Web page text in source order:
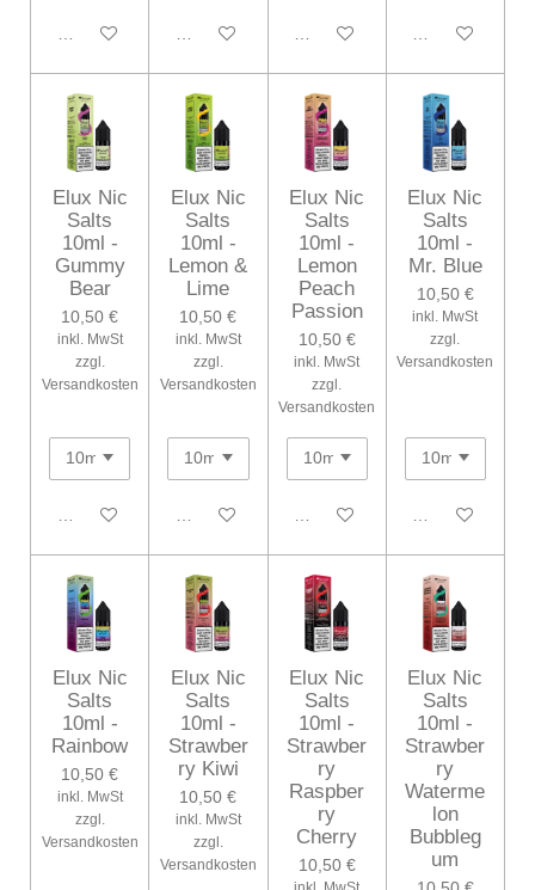
In den WarenkorbIn den WarenkorbIn den WarenkorbIn den
Elux Nic
Salts
10ml -
Gummy
Bear
10,50 €
inkl. MwSt
zzgl.
Versandkosten
In den Warenkorb
Elux Nic
Salts
10ml -
Lemon &
Lime
10,50 €
inkl. MwSt
zzgl.
Versandkosten
In den Warenkorb
Elux Nic
Salts
10ml -
Lemon
Peach
Passion
10,50 €
inkl. MwSt
zzgl.
Versandkosten
In den Warenkorb
Elux Nic
Salts
10ml -
Mr. Blue
10,50 €
inkl. MwSt
zzgl.
Versandkosten
In den
Elux Nic
Salts
10ml -
Rainbow
10,50 €
inkl. MwSt
zzgl.
Versandkosten
Elux Nic
Salts
10ml -
Strawber
ry Kiwi
10,50 €
inkl. MwSt
zzgl.
Versandkosten
Elux Nic
Salts
10ml -
Strawber
ry
Raspber
ry
Cherry
10,50 €
Elux Nic
Salts
10ml -
Strawber
ry
Waterme
lon
Bubbleg
um